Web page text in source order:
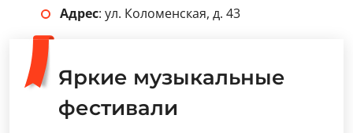
Адрес: ул. Коломенская, д. 43
Яркие музыкальные
фестивали